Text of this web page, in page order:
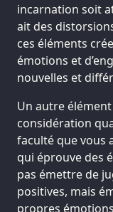
incarnation soit
ait des
ces éléments
émotions et
nouvelles et
Un autre
considération
faculté que vous
qui éprouve des
pas émettre de
positives, mais
propres